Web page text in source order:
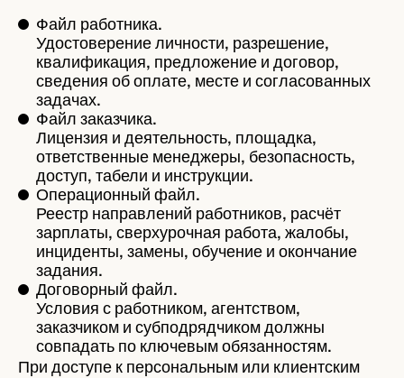
Файл работника.
Удостоверение личности, разрешение,
квалификация, предложение и договор,
сведения об оплате, месте и согласованных
задачах.
Файл заказчика.
Лицензия и деятельность, площадка,
ответственные менеджеры, безопасность,
доступ, табели и инструкции.
Операционный файл.
Реестр направлений работников, расчёт
зарплаты, сверхурочная работа, жалобы,
инциденты, замены, обучение и окончание
задания.
Договорный файл.
Условия с работником, агентством,
заказчиком и субподрядчиком должны
совпадать по ключевым обязанностям.
При доступе к персональным или клиентским